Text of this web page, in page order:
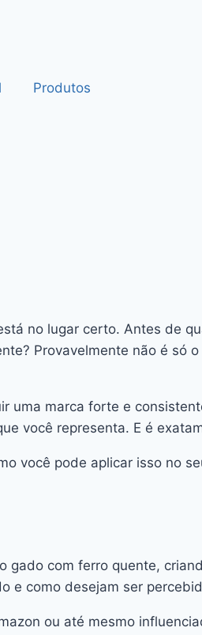
Produtos
no lugar certo. Antes de
Provavelmente não é só
uma marca forte e
você representa. E é
você pode aplicar isso no
gado com ferro quente,
e como desejam ser
ou até mesmo